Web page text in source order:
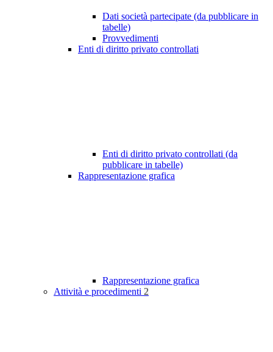
Dati società partecipate (da pubblicare in
tabelle)
Provvedimenti
Enti di diritto privato controllati
Enti di diritto privato controllati (da
pubblicare in tabelle)
Rappresentazione grafica
Rappresentazione grafica
Attività e procedimenti 2